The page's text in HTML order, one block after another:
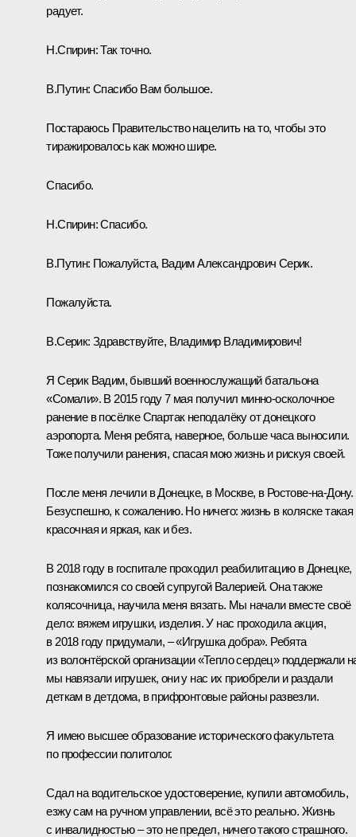
радует.
Н.Спирин:Так точно.
В.Путин: Спасибо Вам большое.
Постараюсь Правительство нацелить на то, чтобы это
тиражировалось как можно шире.
Спасибо.
Н.Спирин:Спасибо.
В.Путин: Пожалуйста, Вадим Александрович Серик.
Пожалуйста.
В.Серик: Здравствуйте, Владимир Владимирович!
Я Серик Вадим, бывший военнослужащий батальона
«Сомали». В 2015 году 7 мая получил минно-осколочное
ранение в посёлке Спартак неподалёку от донецкого
аэропорта. Меня ребята, наверное, больше часа выносили.
Тоже получили ранения, спасая мою жизнь и рискуя своей.
После меня лечили в Донецке, в Москве, в Ростове-на-Дону.
Безуспешно, к сожалению. Но ничего: жизнь в коляске
красочная и яркая, как и без.
В 2018 году в госпитале проходил реабилитацию в Донецке,
познакомился со своей супругой Валерией. Она также
колясочница, научила меня вязать. Мы начали вместе своё
дело: вяжем игрушки, изделия. У нас проходила акция,
в 2018 году придумали, – «Игрушка добра». Ребята
из волонтёрской организации «Тепло сердец» поддержали
мы навязали игрушек, они у нас их приобрели и раздали
деткам в детдома, в прифронтовые районы развезли.
Я имею высшее образование исторического факультета
по профессии политолог.
Сдал на водительское удостоверение, купили автомобиль,
езжу сам на ручном управлении, всё это реально. Жизнь
с инвалидностью – это не предел, ничего такого страшного.